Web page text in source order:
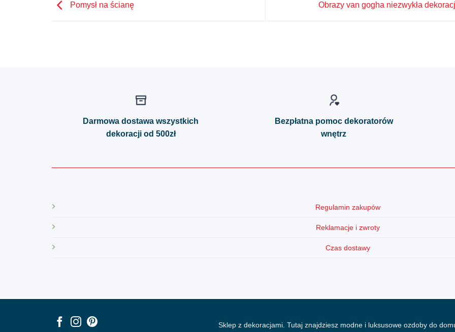
Pomysł na ścianę Obrazy van gogha niezwykła
Darmowa dostawa wszystkich
dekoracji od 500zł
Bezpłatna pomoc dekoratorów
wnętrz
Regulamin zakupów
Reklamacje i zwroty
Czas dostawy
Sklep z dekoracjami. Tutaj znajdziesz modne i luksusowe ozdoby do